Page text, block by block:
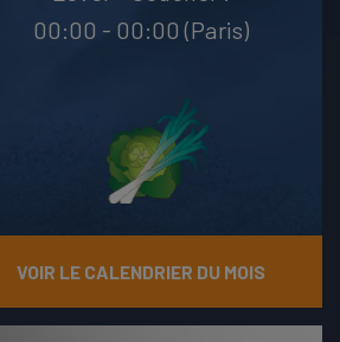
00:00 - 00:00 (Paris)
VOIR LE CALENDRIER DU MOIS